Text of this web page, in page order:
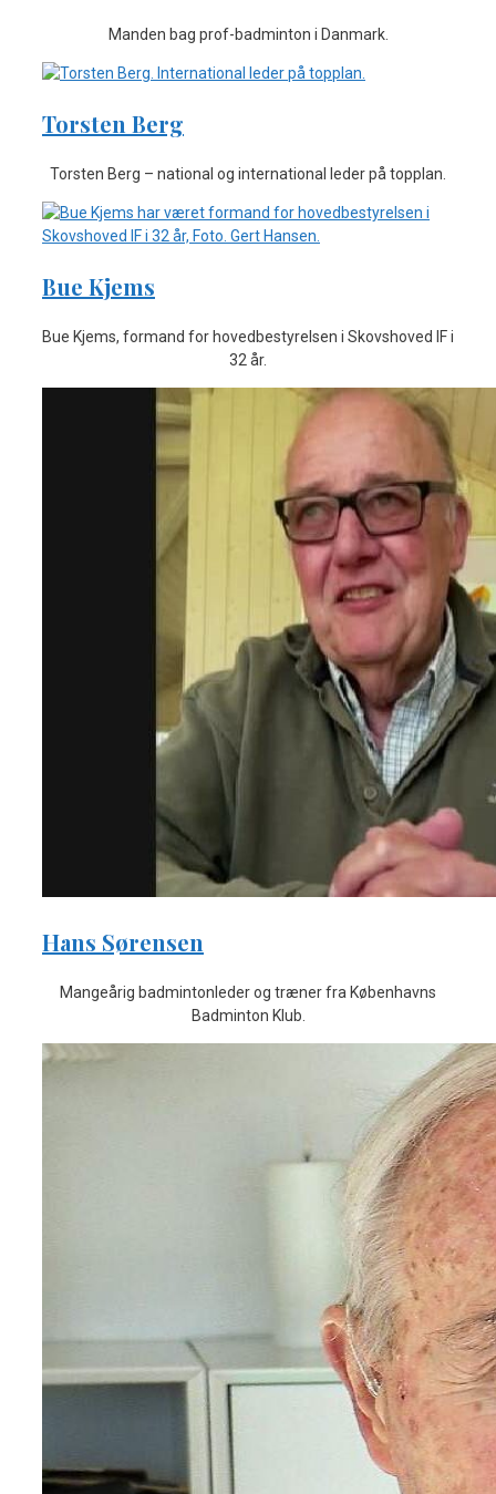
Manden bag prof-badminton i Danmark.
Torsten Berg
Torsten Berg – national og international leder på topplan.
Bue Kjems
Bue Kjems, formand for hovedbestyrelsen i Skovshoved IF i
32 år.
Hans Sørensen
Mangeårig badmintonleder og træner fra Københavns
Badminton Klub.